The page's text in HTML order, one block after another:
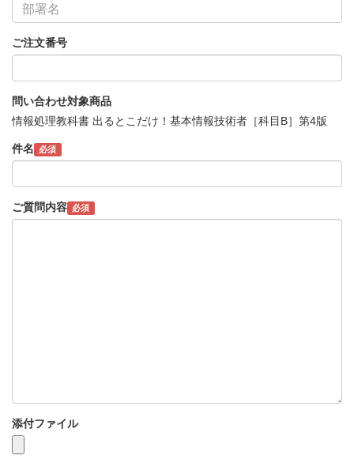
ご注文番号
問い合わせ対象商品
情報処理教科書 出るとこだけ！基本情報技術者［科目B］第4版
件名 必須
ご質問内容 必須
添付ファイル